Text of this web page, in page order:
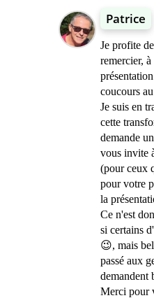
Patrice
Je profite
remercier,
coucours
Je suis en
cette
demande
vous invite
(pour ceux
pour votre
la
Ce n'est
si certains
😉, mais
passé aux
demandent
Merci pour